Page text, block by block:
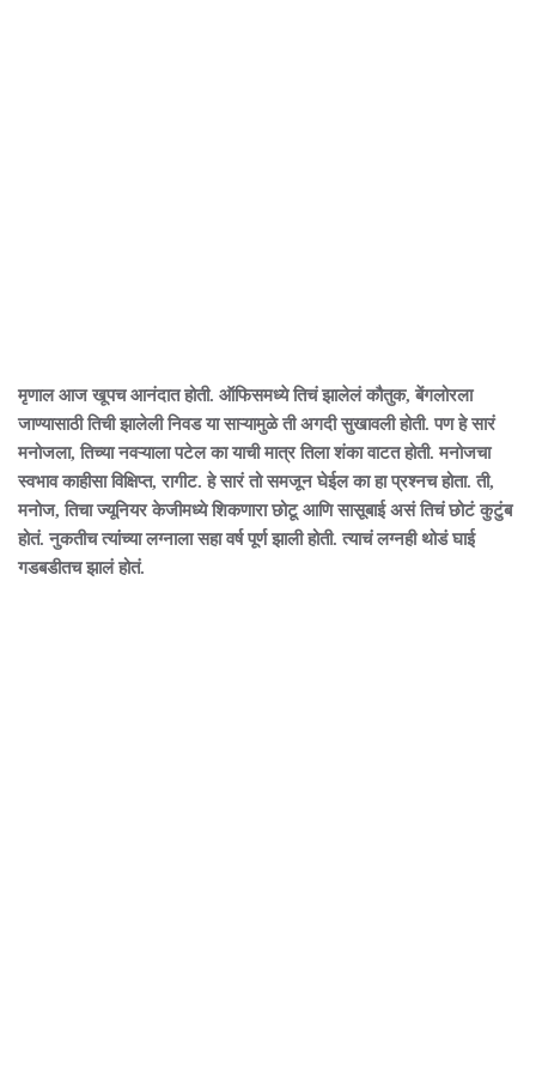
मृणाल आज खूपच आनंदात होती. ऑफिसमध्ये तिचं झालेलं कौतुक, बेंगलोरला
जाण्यासाठी तिची झालेली निवड या साऱ्यामुळे ती अगदी सुखावली होती. पण हे सारं
मनोजला, तिच्या नवऱ्याला पटेल का याची मात्र तिला शंका वाटत होती. मनोजचा
स्वभाव काहीसा विक्षिप्त, रागीट. हे सारं तो समजून घेईल का हा प्रश्नच होता. ती,
मनोज, तिचा ज्यूनियर केजीमध्ये शिकणारा छोटू आणि सासूबाई असं तिचं छोटं कुटुंब
होतं. नुकतीच त्यांच्या लग्नाला सहा वर्ष पूर्ण झाली होती. त्याचं लग्नही थोडं घाई
गडबडीतच झालं होतं.